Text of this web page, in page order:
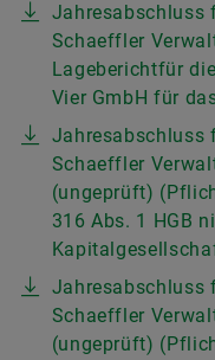
Jahresabschluss
Schaeffler
Lageberichtfür
Vier GmbH für
Jahresabschluss
Schaeffler
(ungeprüft)
316 Abs. 1 HGB
Jahresabschluss
Schaeffler
(ungeprüft)